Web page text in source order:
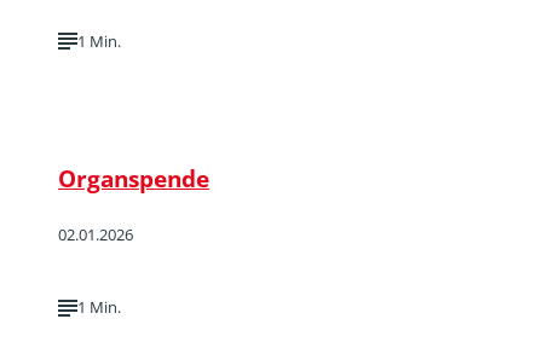
1 Min.
Organspende
02.01.2026
1 Min.